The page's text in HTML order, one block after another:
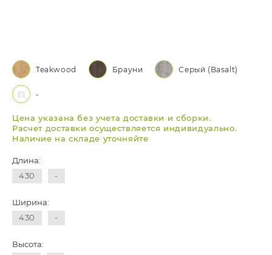
Teakwood Брауни Серый (Basalt)
-
Цена указана без учета доставки и сборки.
Расчет доставки осуществляется индивидуально.
Наличие на складе уточняйте
Длина:
430
-
Ширина:
430
-
Высота: